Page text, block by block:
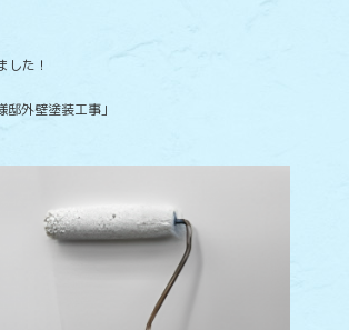
した！
外壁塗装工事」